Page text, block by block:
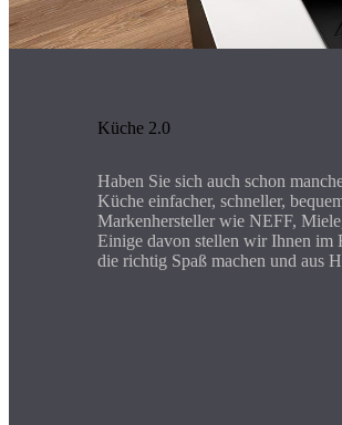
Küche 2.0
Haben Sie sich auch schon
Küche einfacher, schneller,
Markenhersteller wie NEFF,
Einige davon stellen wir Ihnen im
die richtig Spaß machen und aus